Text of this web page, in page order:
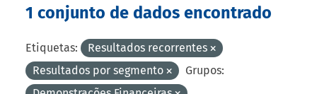
1 conjunto de dados encontrado
Etiquetas:
Resultados recorrentes
Resultados por segmento
Grupos: